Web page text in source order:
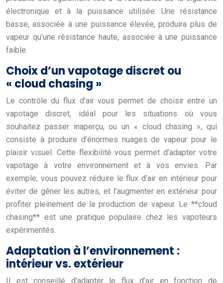
électronique et à la puissance utilisée. Une résistance
basse, associée à une puissance élevée, produira plus de
vapeur qu’une résistance haute, associée à une puissance
faible.
Choix d’un vapotage discret ou
« cloud chasing »
Le contrôle du flux d’air vous permet de choisir entre un
vapotage discret, idéal pour les situations où vous
souhaitez passer inaperçu, ou un « cloud chasing », qui
consiste à produire d’énormes nuages de vapeur pour le
plaisir visuel. Cette flexibilité vous permet d’adapter votre
vapotage à votre environnement et à vos envies. Par
exemple, vous pouvez réduire le flux d’air en intérieur pour
éviter de gêner les autres, et l’augmenter en extérieur pour
profiter pleinement de la production de vapeur. Le **cloud
chasing** est une pratique populaire chez les vapoteurs
expérimentés.
Adaptation à l’environnement :
intérieur vs. extérieur
Il est conseillé d’adapter le flux d’air en fonction de